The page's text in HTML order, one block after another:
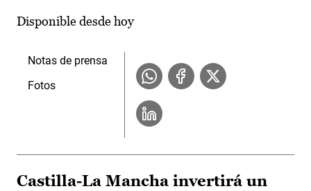
Disponible desde hoy
Notas de prensa
Fotos
Castilla-La Mancha invertirá un